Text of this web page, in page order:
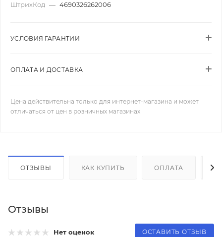
ШтрихКод — 4690326262006
УСЛОВИЯ ГАРАНТИИ
ОПЛАТА И ДОСТАВКА
Цена действительна только для интернет-магазина и может
отличаться от цен в розничных магазинах
ОТЗЫВЫ КАК КУПИТЬ ОПЛАТА
Отзывы
Нет оценок ОСТАВИТЬ ОТЗЫВ